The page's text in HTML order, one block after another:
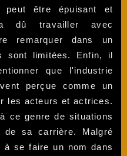
être épuisant et
dû travailler avec
remarquer dans un
sont limitées. Enfin, il
que l'industrie
perçue comme un
les acteurs et actrices.
ce genre de situations
de sa carrière. Malgré
se faire un nom dans